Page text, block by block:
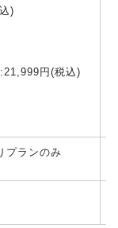
)
円(税込)
プランのみ